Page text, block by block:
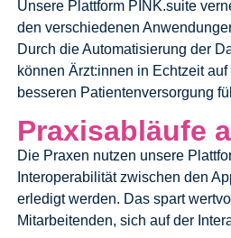
Unsere Plattform PINK.suite
den verschiedenen
Durch die Automatisierung der
können Ärzt:innen in Echtzeit
besseren Patientenversorgung
Praxisabläufe
Die Praxen nutzen unsere
Interoperabilität zwischen den
erledigt werden. Das spart
Mitarbeitenden, sich auf der